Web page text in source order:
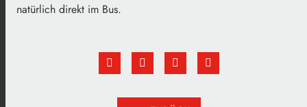
natürlich direkt im Bus.